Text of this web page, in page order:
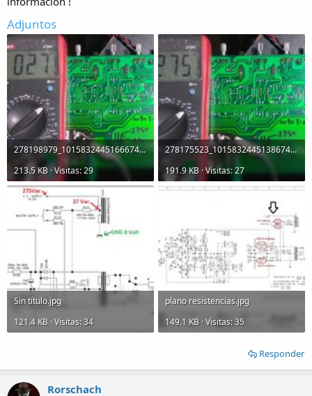
Adjuntos
278198979_10158324451666744_7998683257941580048_n.jpg
213.5 KB · Visitas: 29
278175523_10158324451386744_2480753415738473644_n.jpg
191.9 KB · Visitas: 27
Sin título.jpg
121.4 KB · Visitas: 34
plano resistencias.jpg
149.1 KB · Visitas: 35
Responder
Rorschach